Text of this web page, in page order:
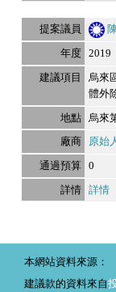
2019
烏來
體外
烏來
原始
0
詳情
本網站資料來源：
建議款的資料來自